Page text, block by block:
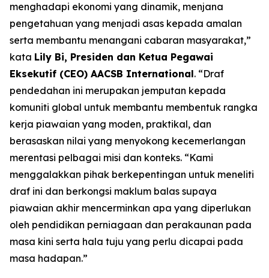
menghadapi ekonomi yang dinamik, menjana
pengetahuan yang menjadi asas kepada amalan
serta membantu menangani cabaran masyarakat,”
kata Lily Bi, Presiden dan Ketua Pegawai
Eksekutif (CEO) AACSB International. “Draf
pendedahan ini merupakan jemputan kepada
komuniti global untuk membantu membentuk rangka
kerja piawaian yang moden, praktikal, dan
berasaskan nilai yang menyokong kecemerlangan
merentasi pelbagai misi dan konteks. “Kami
menggalakkan pihak berkepentingan untuk meneliti
draf ini dan berkongsi maklum balas supaya
piawaian akhir mencerminkan apa yang diperlukan
oleh pendidikan perniagaan dan perakaunan pada
masa kini serta hala tuju yang perlu dicapai pada
masa hadapan.”